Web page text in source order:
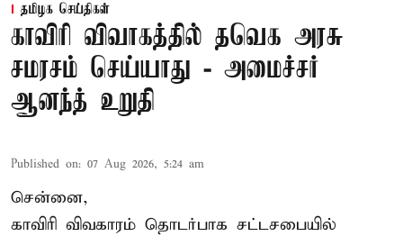
தமிழக செய்திகள்
காவிரி விவாகத்தில் தவெக அரசு
சமரசம் செய்யாது - அமைச்சர்
ஆனந்த் உறுதி
Published on: 07 Aug 2026, 5:24 am
சென்னை,
காவிரி விவகாரம் தொடர்பாக சட்டசபையில்